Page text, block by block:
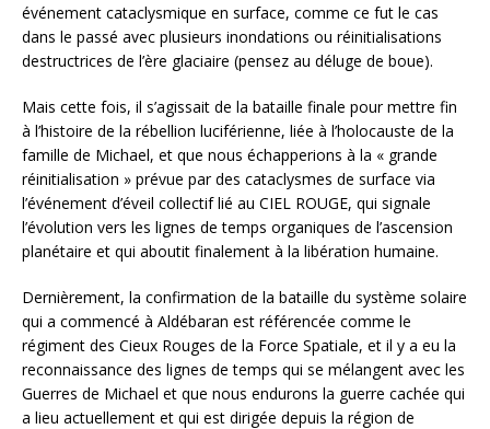
événement cataclysmique en surface, comme ce fut le cas
dans le passé avec plusieurs inondations ou réinitialisations
destructrices de l’ère glaciaire (pensez au déluge de boue).
Mais cette fois, il s’agissait de la bataille finale pour mettre fin
à l’histoire de la rébellion luciférienne, liée à l’holocauste de la
famille de Michael, et que nous échapperions à la « grande
réinitialisation » prévue par des cataclysmes de surface via
l’événement d’éveil collectif lié au CIEL ROUGE, qui signale
l’évolution vers les lignes de temps organiques de l’ascension
planétaire et qui aboutit finalement à la libération humaine.
Dernièrement, la confirmation de la bataille du système solaire
qui a commencé à Aldébaran est référencée comme le
régiment des Cieux Rouges de la Force Spatiale, et il y a eu la
reconnaissance des lignes de temps qui se mélangent avec les
Guerres de Michael et que nous endurons la guerre cachée qui
a lieu actuellement et qui est dirigée depuis la région de